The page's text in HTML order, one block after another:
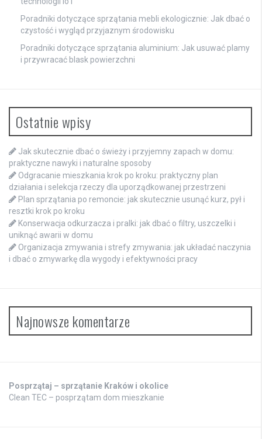
Poradniki dotyczące sprzątania mebli ekologicznie: Jak dbać o
czystość i wygląd przyjaznym środowisku
Poradniki dotyczące sprzątania aluminium: Jak usuwać plamy
i przywracać blask powierzchni
Ostatnie wpisy
Jak skutecznie dbać o świeży i przyjemny zapach w domu:
praktyczne nawyki i naturalne sposoby
Odgracanie mieszkania krok po kroku: praktyczny plan
działania i selekcja rzeczy dla uporządkowanej przestrzeni
Plan sprzątania po remoncie: jak skutecznie usunąć kurz, pył i
resztki krok po kroku
Konserwacja odkurzacza i pralki: jak dbać o filtry, uszczelki i
uniknąć awarii w domu
Organizacja zmywania i strefy zmywania: jak układać naczynia
i dbać o zmywarkę dla wygody i efektywności pracy
Najnowsze komentarze
Posprzątaj – sprzątanie Kraków i okolice
Clean TEC – posprzątam dom mieszkanie